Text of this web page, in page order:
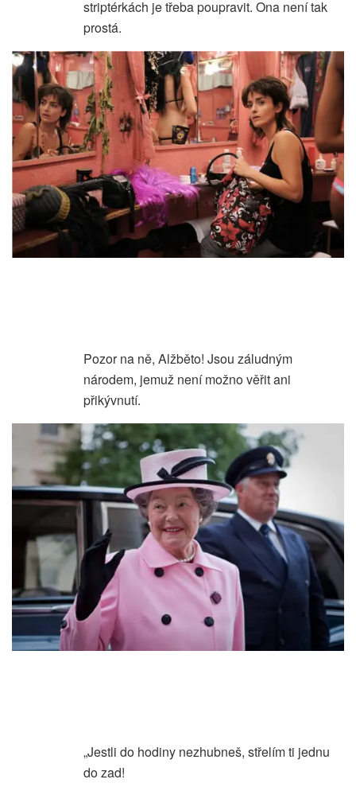
striptérkách je třeba poupravit. Ona není tak
prostá.
Pozor na ně, Alžběto! Jsou záludným
národem, jemuž není možno věřit ani
přikývnutí.
„Jestli do hodiny nezhubneš, střelím ti jednu
do zad!